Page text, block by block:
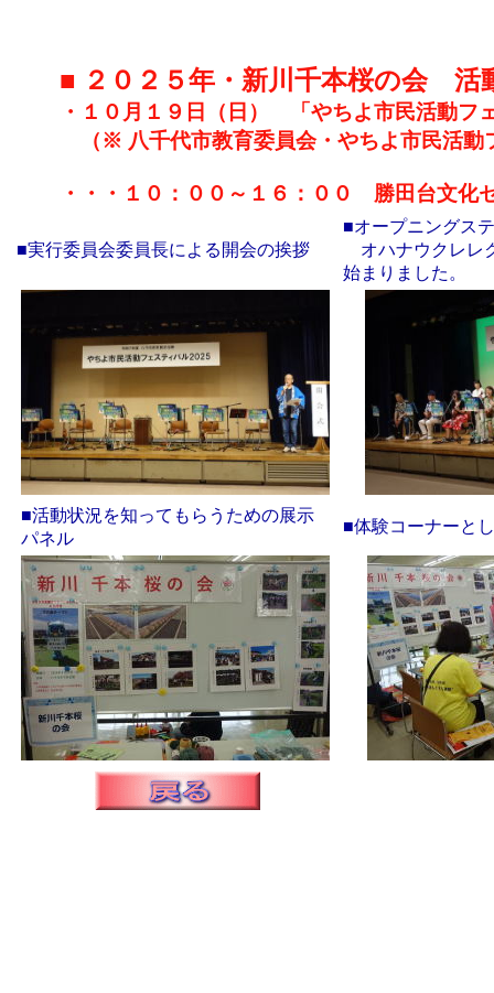
■ ２０２５年・新川千本桜の会 活
・１０月１９日（日） 「やちよ市民活動
（※ 八千代市教育委員会・やちよ市民活動
・・・１０：００～１６：００ 勝田台文
■実行委員会委員長による開会の挨拶
■オープニングス
オハナウクレレ
始まりました。
■活動状況を知ってもらうための展示
パネル
■体験コーナーと